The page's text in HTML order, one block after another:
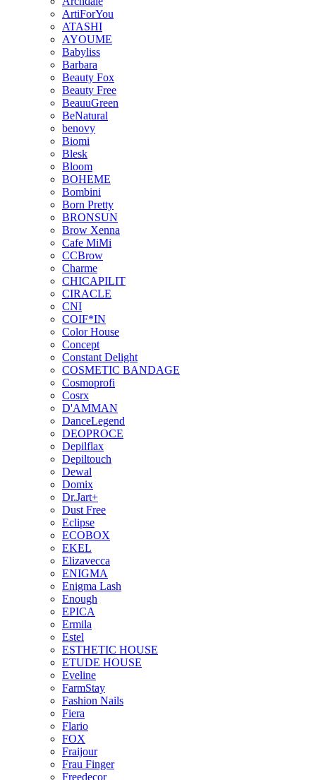
ArtiForYou
ATASHI
AYOUME
Babyliss
Barbara
Beauty Fox
Beauty Free
BeauuGreen
BeNatural
benovy
Biomi
Blesk
Bloom
BOHEME
Bombini
Born Pretty
BRONSUN
Brow Xenna
Cafe MiMi
CCBrow
Charme
CHICAPILIT
CIRACLE
CNI
COIF*IN
Color House
Concept
Constant Delight
COSMETIC BANDAGE
Cosmoprofi
Cosrx
D'AMMAN
DanceLegend
DEOPROCE
Depilflax
Depiltouch
Dewal
Domix
Dr.Jart+
Dust Free
Eclipse
ECOBOX
EKEL
Elizavecca
ENIGMA
Enigma Lash
Enough
EPICA
Ermila
Estel
ESTHETIC HOUSE
ETUDE HOUSE
Eveline
FarmStay
Fashion Nails
Fiera
Flario
FOX
Fraijour
Frau Finger
Freedecor